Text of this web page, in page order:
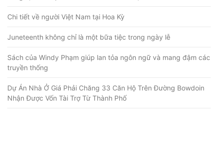
Chi tiết về người Việt Nam tại Hoa Kỳ
Juneteenth không chỉ là một bữa tiệc trong ngày lễ
Sách của Windy Phạm giúp lan tỏa ngôn ngữ và mang đậm các
truyền thống
Dự Án Nhà Ở Giá Phải Chăng 33 Căn Hộ Trên Đường Bowdoin
Nhận Được Vốn Tài Trợ Từ Thành Phố